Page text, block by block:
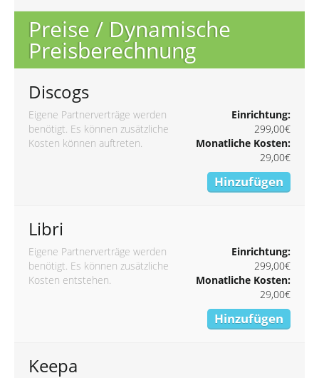
Preise / Dynamische
Preisberechnung
Discogs
Eigene Partnerverträge werden
benötigt. Es können zusätzliche
Kosten können auftreten.
Einrichtung:
299,00€
Monatliche Kosten:
29,00€
Hinzufügen
Libri
Eigene Partnerverträge werden
benötigt. Es können zusätzliche
Kosten entstehen.
Einrichtung:
299,00€
Monatliche Kosten:
29,00€
Hinzufügen
Keepa